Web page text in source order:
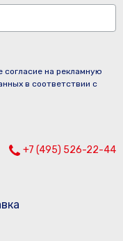
согласие на рекламную
в соответствии с
+7 (495) 526-22-44